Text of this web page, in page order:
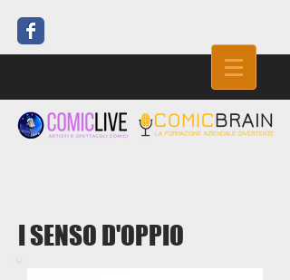
I SENSO D'OPPIO